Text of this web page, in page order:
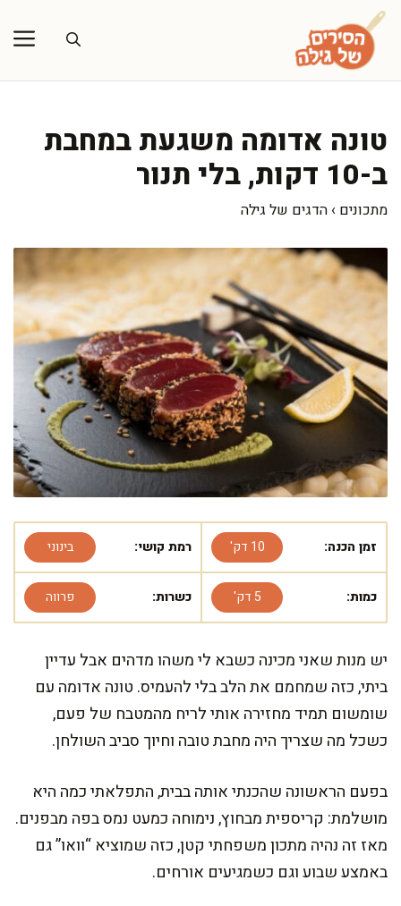
לדלג
לתוכן
טונה אדומה משגעת במחבת
ב-10 דקות, בלי תנור
מתכונים › הדגים של גילה
זמן הכנה: 10 דק' רמת קושי: בינוני
כמות: 5 דק' כשרות: פרווה
יש מנות שאני מכינה כשבא לי משהו מדהים אבל עדיין
ביתי, כזה שמחמם את הלב בלי להעמיס. טונה אדומה עם
שומשום תמיד מחזירה אותי לריח מהמטבח של פעם,
כשכל מה שצריך היה מחבת טובה וחיוך סביב השולחן.
בפעם הראשונה שהכנתי אותה בבית, התפלאתי כמה היא
מושלמת: קריספית מבחוץ, נימוחה כמעט נמס בפה מבפנים.
מאז זה נהיה מתכון משפחתי קטן, כזה שמוציא “וואו” גם
באמצע שבוע וגם כשמגיעים אורחים.